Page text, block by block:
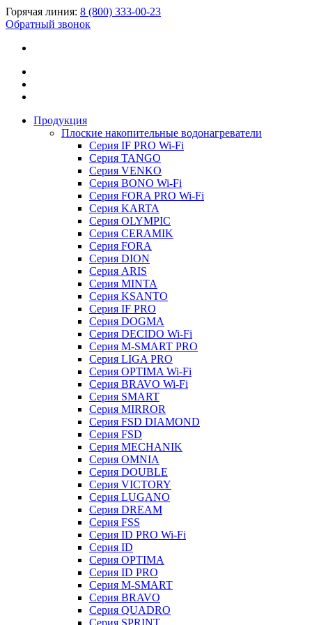
Горячая линия: 8 (800) 333-00-23
Обратный звонок
Продукция
Плоские накопительные водонагреватели
Серия IF PRO Wi-Fi
Серия TANGO
Серия VENKO
Серия BONO Wi-Fi
Серия FORA PRO Wi-Fi
Серия KARTA
Серия OLYMPIC
Серия CERAMIK
Серия FORA
Серия DION
Серия ARIS
Серия MINTA
Серия KSANTO
Серия IF PRO
Серия DOGMA
Серия DECIDO Wi-Fi
Серия M-SMART PRO
Серия LIGA PRO
Серия OPTIMA Wi-Fi
Серия BRAVO Wi-Fi
Серия SMART
Серия MIRROR
Серия FSD DIAMOND
Серия FSD
Серия MECHANIK
Серия OMNIA
Серия DOUBLE
Серия VICTORY
Серия LUGANO
Серия DREAM
Серия FSS
Серия ID PRO Wi-Fi
Серия ID
Серия OPTIMA
Серия ID PRO
Серия M-SMART
Серия BRAVO
Серия QUADRO
Серия SPRINT